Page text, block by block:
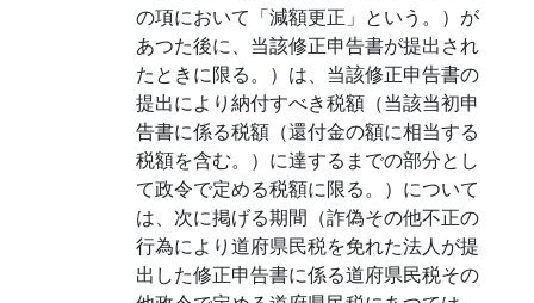
の項において「減額更正」という。）が
あつた後に、当該修正申告書が提出され
たときに限る。）は、当該修正申告書の
提出により納付すべき税額（当該当初申
告書に係る税額（還付金の額に相当する
税額を含む。）に達するまでの部分とし
て政令で定める税額に限る。）について
は、次に掲げる期間（詐偽その他不正の
行為により道府県民税を免れた法人が提
出した修正申告書に係る道府県民税その